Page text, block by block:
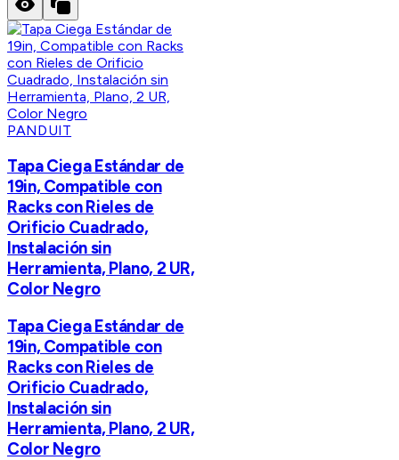
PANDUIT
Tapa Ciega Estándar de
19in, Compatible con
Racks con Rieles de
Orificio Cuadrado,
Instalación sin
Herramienta, Plano, 2 UR,
Color Negro
Tapa Ciega Estándar de
19in, Compatible con
Racks con Rieles de
Orificio Cuadrado,
Instalación sin
Herramienta, Plano, 2 UR,
Color Negro